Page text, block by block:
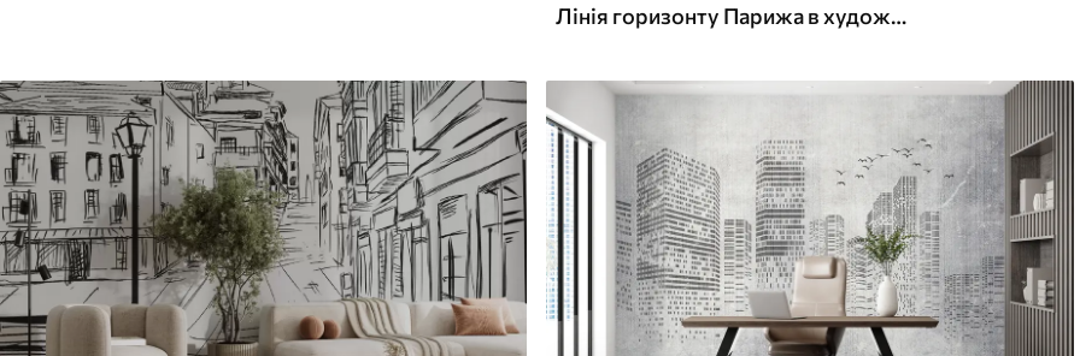
Лінія горизонту Парижа в художніх обрисах